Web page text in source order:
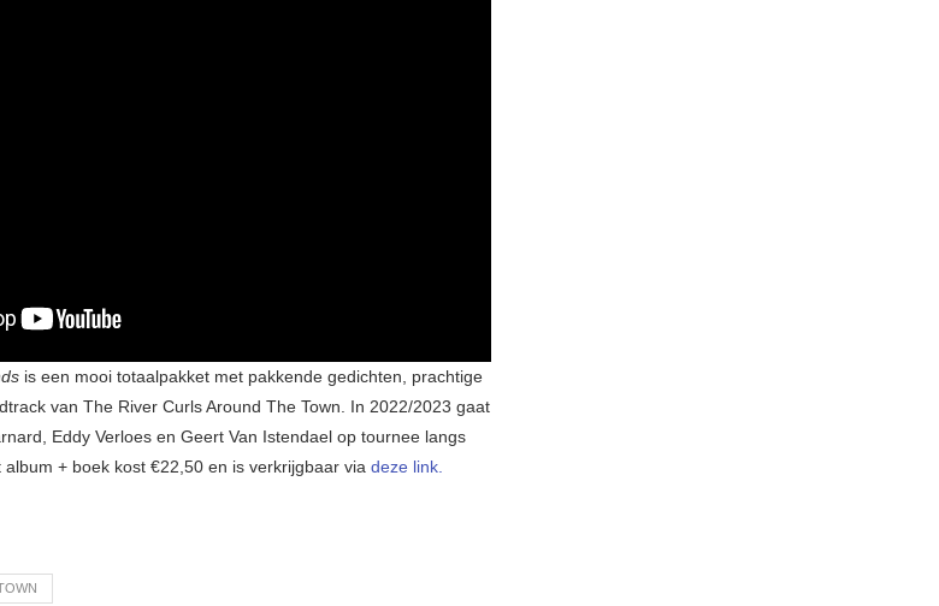
is een mooi totaalpakket met pakkende gedichten, prachtige
van The River Curls Around The Town. In 2022/2023 gaat
Eddy Verloes en Geert Van Istendael op tournee langs
+ boek kost €22,50 en is verkrijgbaar via deze link.